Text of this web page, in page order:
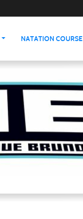
NATATION COURSE